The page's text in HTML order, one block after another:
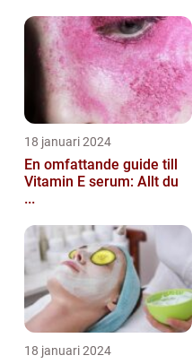
18 januari 2024
En omfattande guide till
Vitamin E serum: Allt du
...
18 januari 2024